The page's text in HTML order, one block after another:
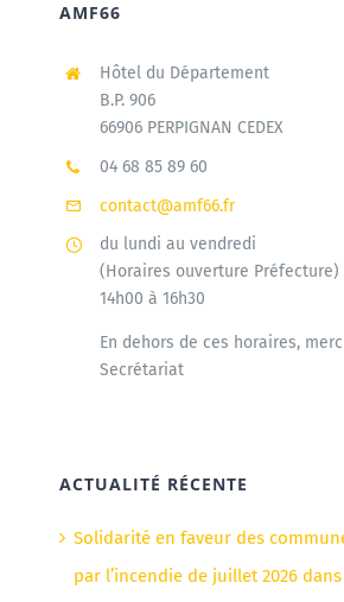
AMF66
Hôtel du Département
B.P. 906
66906 PERPIGNAN CEDEX
04 68 85 89 60
contact@amf66.fr
du lundi au vendredi
(Horaires ouverture Préfecture)
14h00 à 16h30
En dehors de ces horaires,
Secrétariat
ACTUALITÉ RÉCENTE
Solidarité en faveur des
par l’incendie de juillet 2026